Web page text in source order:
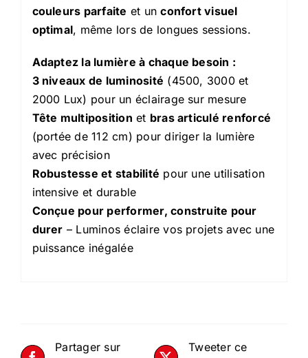
couleurs parfaite et unconfort visuel
optimal, même lors de longues sessions.
Adaptez la lumière à chaque besoin :
3 niveaux de luminosité (4500, 3000 et
2000 Lux) pour un éclairage sur mesure
Tête multiposition et bras articulé renforcé
(portée de 112 cm) pour diriger la lumière
avec précision
Robustesse et stabilité pour une utilisation
intensive et durable
Conçue pour performer, construite pour
durer – Luminos éclaire vos projets avec une
puissance inégalée
Partager sur
Tweeter ce